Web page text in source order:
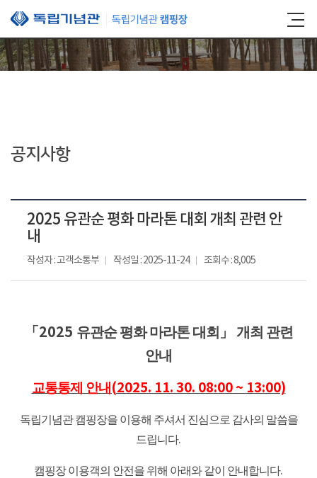
본문 바로가기
공지사항
2025 유관순 평화 마라톤 대회 개최 관련 안
내
작성자 : 고객소통부 작성일 : 2025-11-24 조회수 : 8,005
「2025 유관순 평화 마라톤 대회」
개최 관련
안내
교통통제 안내 (2025. 11. 30. 08:00 ~ 13:00)
독립기념관 캠핑장을 이용해 주셔서 진심으로 감사의 말씀을
드립니다.
캠핑장 이용객의 안전을 위해 아래와 같이 안내합니다.